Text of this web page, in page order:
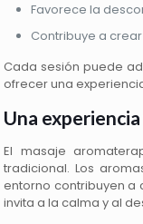
Favorece la
Contribuye a
Cada sesión puede
ofrecer una
Una experiencia
El masaje
tradicional. Los
entorno contribuyen a
invita a la calma y al